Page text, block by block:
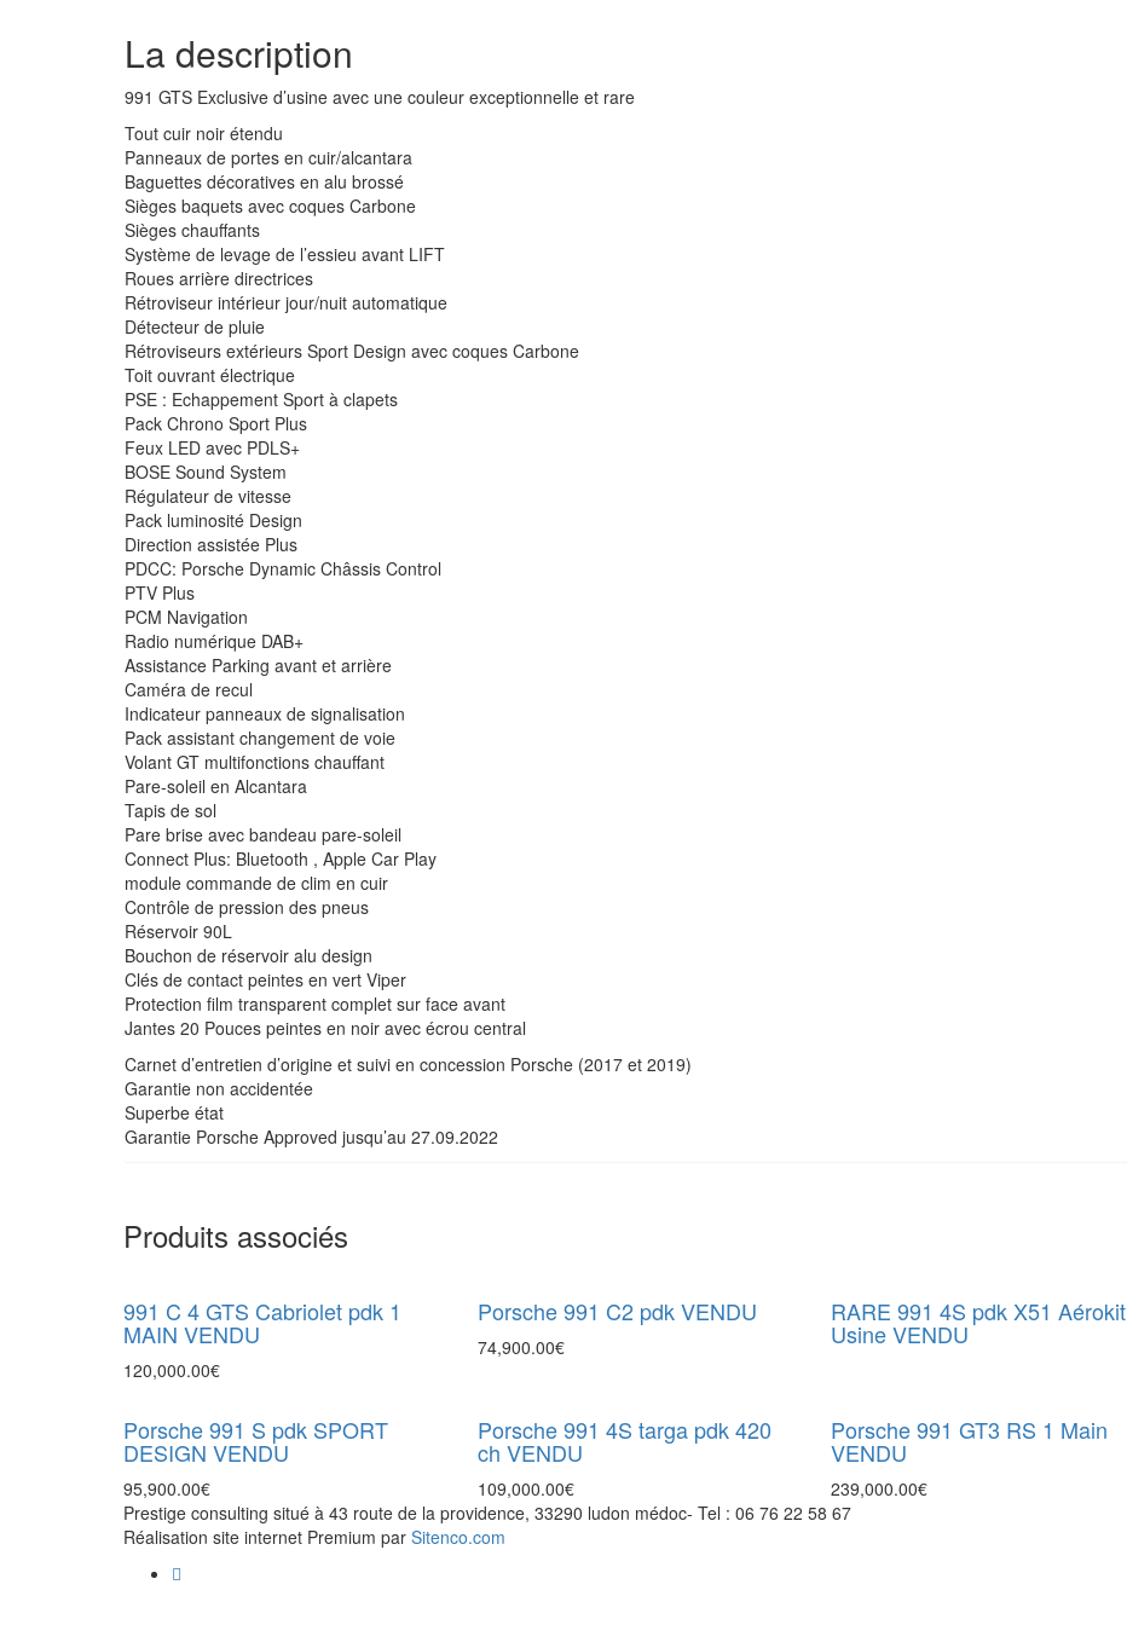
La description
991 GTS Exclusive d’usine avec une couleur exceptionnelle et rare
Tout cuir noir étendu
Panneaux de portes en cuir/alcantara
Baguettes décoratives en alu brossé
Sièges baquets avec coques Carbone
Sièges chauffants
Système de levage de l’essieu avant LIFT
Roues arrière directrices
Rétroviseur intérieur jour/nuit automatique
Détecteur de pluie
Rétroviseurs extérieurs Sport Design avec coques Carbone
Toit ouvrant électrique
PSE : Echappement Sport à clapets
Pack Chrono Sport Plus
Feux LED avec PDLS+
BOSE Sound System
Régulateur de vitesse
Pack luminosité Design
Direction assistée Plus
PDCC: Porsche Dynamic Châssis Control
PTV Plus
PCM Navigation
Radio numérique DAB+
Assistance Parking avant et arrière
Caméra de recul
Indicateur panneaux de signalisation
Pack assistant changement de voie
Volant GT multifonctions chauffant
Pare-soleil en Alcantara
Tapis de sol
Pare brise avec bandeau pare-soleil
Connect Plus: Bluetooth , Apple Car Play
module commande de clim en cuir
Contrôle de pression des pneus
Réservoir 90L
Bouchon de réservoir alu design
Clés de contact peintes en vert Viper
Protection film transparent complet sur face avant
Jantes 20 Pouces peintes en noir avec écrou central
Carnet d’entretien d’origine et suivi en concession Porsche (2017 et 2019)
Garantie non accidentée
Superbe état
Garantie Porsche Approved jusqu’au 27.09.2022
Produits associés
991 C 4 GTS Cabriolet pdk 1
MAIN VENDU
120,000.00€
Porsche 991 C2 pdk VENDU
74,900.00€
RARE 991 4S pdk X51 Aérokit
Usine VENDU
Porsche 991 S pdk SPORT
DESIGN VENDU
95,900.00€
Porsche 991 4S targa pdk 420
ch VENDU
109,000.00€
Porsche 991 GT3 RS 1 Main
VENDU
239,000.00€
Prestige consulting situé à 43 route de la providence, 33290 ludon médoc- Tel : 06 76 22 58 67
Réalisation site internet Premium par Sitenco.com